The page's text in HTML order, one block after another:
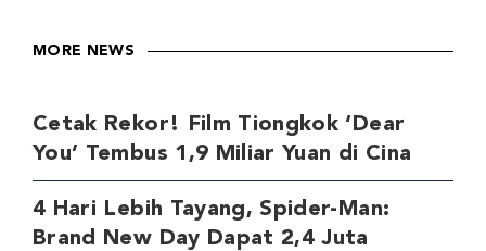
MORE NEWS
Cetak Rekor! Film Tiongkok ‘Dear
You’ Tembus 1,9 Miliar Yuan di Cina
4 Hari Lebih Tayang, Spider-Man:
Brand New Day Dapat 2,4 Juta